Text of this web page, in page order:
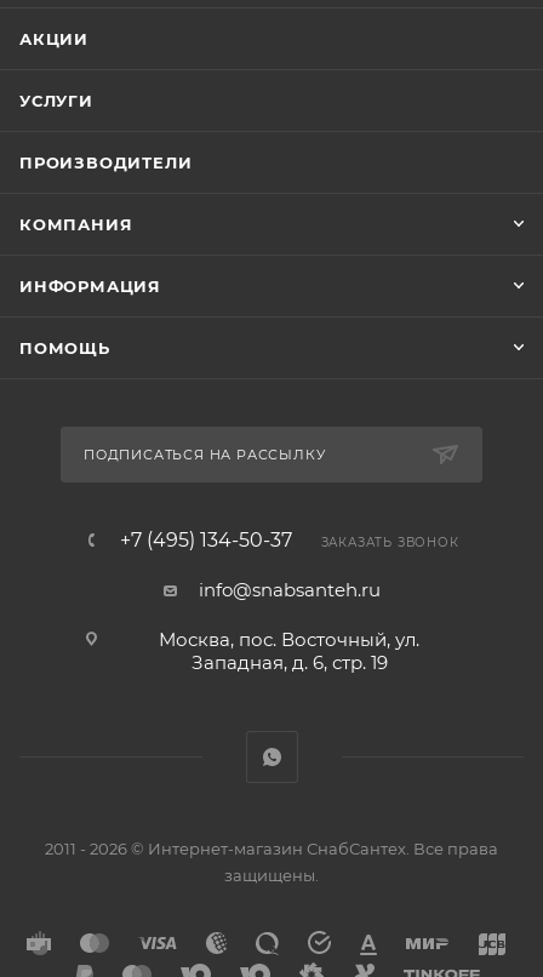
АКЦИИ
УСЛУГИ
ПРОИЗВОДИТЕЛИ
КОМПАНИЯ
ИНФОРМАЦИЯ
ПОМОЩЬ
ПОДПИСАТЬСЯ НА РАССЫЛКУ
+7 (495) 134-50-37 ЗАКАЗАТЬ ЗВОНОК
info@snabsanteh.ru
Москва, пос. Восточный, ул.
Западная, д. 6, стр. 19
2011 - 2026 © Интернет-магазин СнабСантех. Все права
защищены.